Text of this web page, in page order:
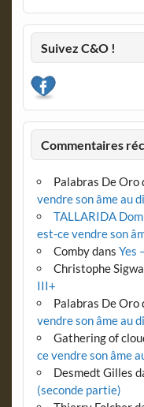
Suivez C&O !
Commentaires
Palabras De Oro
vendre son âme au
TALLARIDA
est-ce vendre son
Combydans Yes
Christophe
III+
Palabras De Oro
vendre son âme au
Gathering of
ce vendre son âme
Desmedt Gilles
(seconde partie)